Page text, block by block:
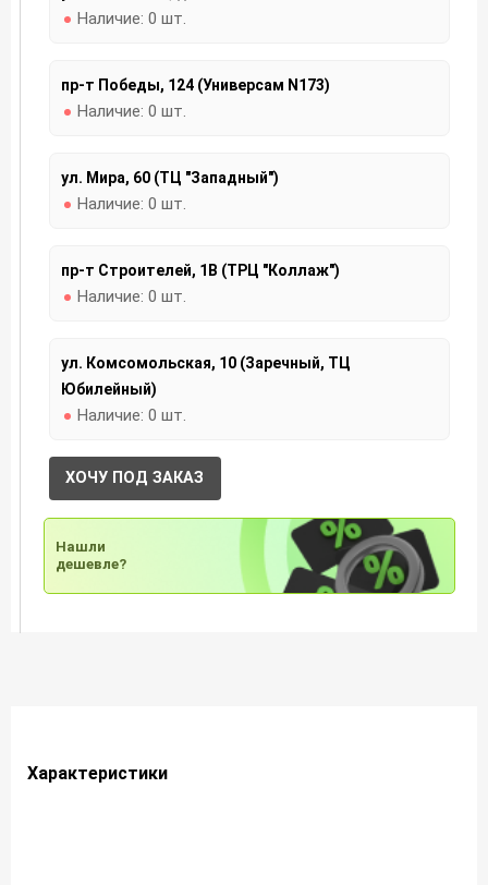
Наличие: 0 шт.
пр-т Победы, 124 (Универсам N173)
Наличие: 0 шт.
ул. Мира, 60 (ТЦ "Западный")
Наличие: 0 шт.
пр-т Строителей, 1В (ТРЦ "Коллаж")
Наличие: 0 шт.
ул. Комсомольская, 10 (Заречный, ТЦ
Юбилейный)
Наличие: 0 шт.
ХОЧУ ПОД ЗАКАЗ
Нашли
дешевле?
Характеристики